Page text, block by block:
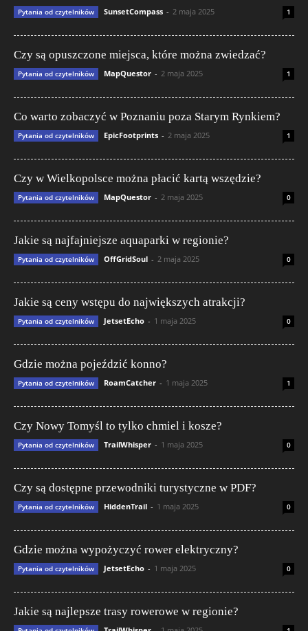
Pytania od czytelników SunsetCompass - 2 maja 2025 1
Czy są opuszczone miejsca, które można zwiedzać?
Pytania od czytelników MapQuestor - 2 maja 2025 1
Co warto zobaczyć w Poznaniu poza Starym Rynkiem?
Pytania od czytelników EpicFootprints - 2 maja 2025 1
Czy w Wielkopolsce można płacić kartą wszędzie?
Pytania od czytelników MapQuestor - 2 maja 2025 0
Jakie są najfajniejsze aquaparki w regionie?
Pytania od czytelników OffGridSoul - 2 maja 2025 0
Jakie są ceny wstępu do największych atrakcji?
Pytania od czytelników JetsetEcho - 1 maja 2025 0
Gdzie można pojeździć konno?
Pytania od czytelników RoamCatcher - 1 maja 2025 1
Czy Nowy Tomyśl to tylko chmiel i kosze?
Pytania od czytelników TrailWhisper - 1 maja 2025 0
Czy są dostępne przewodniki turystyczne w PDF?
Pytania od czytelników HiddenTrail - 1 maja 2025 0
Gdzie można wypożyczyć rower elektryczny?
Pytania od czytelników JetsetEcho - 1 maja 2025 0
Jakie są najlepsze trasy rowerowe w regionie?